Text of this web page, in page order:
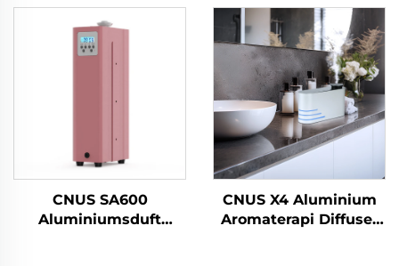
Professionel Aroma
Diffuser Duftsystem
LCD Touch Screen
Display Kiosk
Diffuser Machine
Home Air Freshener
Aroma diffuser
CNUS SA600
Aluminiumsduft
CNUS X4 Aluminium
Aromaterapi Diffuser